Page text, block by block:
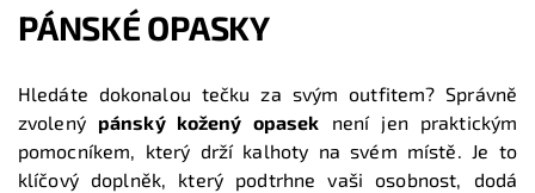
PÁNSKÉ OPASKY
Hledáte dokonalou tečku za svým outfitem? Správně
zvolený pánský kožený opasek není jen praktickým
pomocníkem, který drží kalhoty na svém místě. Je to
klíčový doplněk, který podtrhne vaši osobnost, dodá